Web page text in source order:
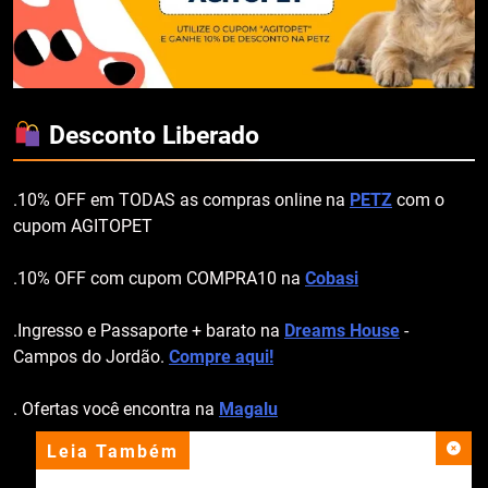
Leia Também
Desconto Liberado
.10% OFF em TODAS as compras online na PETZ com o
cupom AGITOPET
.10% OFF com cupom COMPRA10 na Cobasi
.Ingresso e Passaporte + barato na Dreams House -
Campos do Jordão. Compre aqui!
. Ofertas você encontra na Magalu
apoio institucional